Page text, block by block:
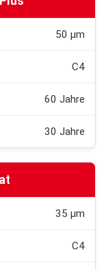
50 µm
C4
60 Jahre
30 Jahre
35 µm
C4